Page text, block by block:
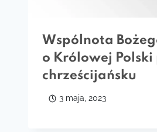
Wspólnota
o Królowej Polski
chrześcijańsku
3 maja, 2023